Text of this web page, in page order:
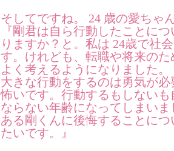
そしてですね。 24 歳の愛ちゃ
『剛君は自ら行動したことに
りますか？と。私は 24歳で社
す。けれども、転職や将来の
よく考えるようになりました。
大きな行動をするのは勇気が
怖いです。行動するもしない
ならない年齢になってしまい
ある剛くんに後悔することに
たいです。』